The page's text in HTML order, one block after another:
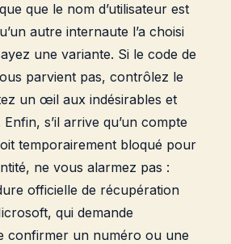
que le nom d’utilisateur est
autre internaute l’a choisi
une variante. Si le code de
parvient pas, contrôlez le
un œil aux indésirables et
Enfin, s’il arrive qu’un compte
temporairement bloqué pour
ne vous alarmez pas :
officielle de récupération
qui demande
confirmer un numéro ou une